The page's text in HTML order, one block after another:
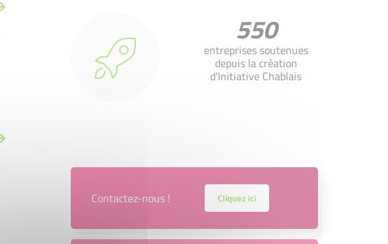
550
entreprises soutenues
depuis la création
d'Initiative Chablais
Contactez-nous ! Cliquez ici